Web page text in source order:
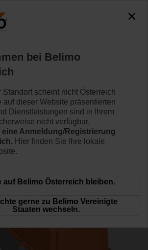
Mehr erfahren
bei Belimo
Standort scheint nicht Österreich
auf dieser Website präsentierten
Dienstleistungen sind in Ihrem
nicht verfügbar.
eine Anmeldung/Registrierung
Hier finden Sie Ihre lokale
auf Belimo Österreich bleiben.
gerne zu Belimo Vereinigte
Staaten wechseln.